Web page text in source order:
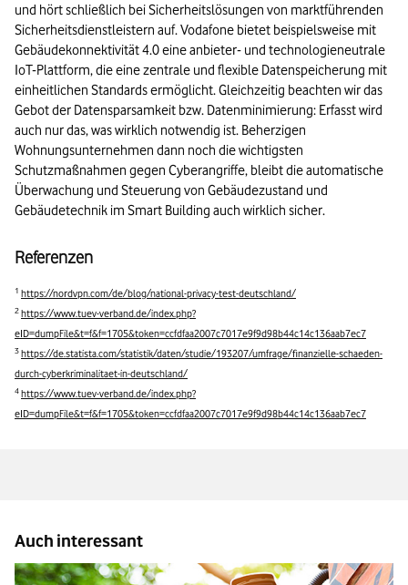
Quellen: u. a. Statista, Bitkom, BSI, NordVPN
Ende der Bildinformationen.
und hört schließlich bei Sicherheitslösungen von marktführenden
Sicherheitsdienstleistern auf. Vodafone bietet beispielsweise mit
Gebäudekonnektivität 4.0 eine anbieter- und technologieneutrale
IoT-Plattform, die eine zentrale und flexible Datenspeicherung mit
einheitlichen Standards ermöglicht. Gleichzeitig beachten wir das
Gebot der Datensparsamkeit bzw. Datenminimierung: Erfasst wird
auch nur das, was wirklich notwendig ist. Beherzigen
Wohnungsunternehmen dann noch die wichtigsten
Schutzmaßnahmen gegen Cyberangriffe, bleibt die automatische
Überwachung und Steuerung von Gebäudezustand und
Gebäudetechnik im Smart Building auch wirklich sicher.
Referenzen
1 https://nordvpn.com/de/blog/national-privacy-test-deutschland/
2 https://www.tuev-verband.de/index.php?
eID=dumpFile&t=f&f=1705&token=ccfdfaa2007c7017e9f9d98b44c14c136aab7ec7
3 https://de.statista.com/statistik/daten/studie/193207/umfrage/finanzielle-schaeden-
durch-cyberkriminalitaet-in-deutschland/
4 https://www.tuev-verband.de/index.php?
eID=dumpFile&t=f&f=1705&token=ccfdfaa2007c7017e9f9d98b44c14c136aab7ec7
Auch interessant